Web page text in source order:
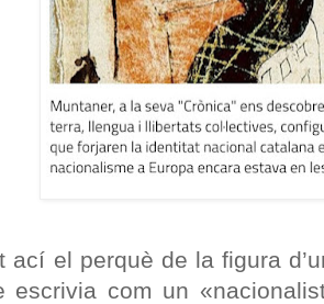
ací el perquè de la figura
escrivia com un